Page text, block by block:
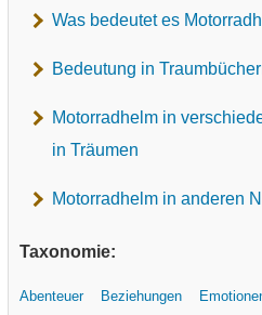
Was bedeutet es
Bedeutung in
Motorradhelm in
in Träumen
Motorradhelm in anderen
Taxonomie:
Abenteuer Beziehungen